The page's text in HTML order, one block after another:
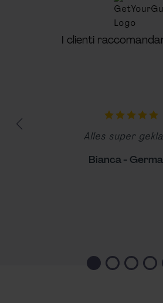
I clienti
5 su 5 stelle
Alles super
Bianca -